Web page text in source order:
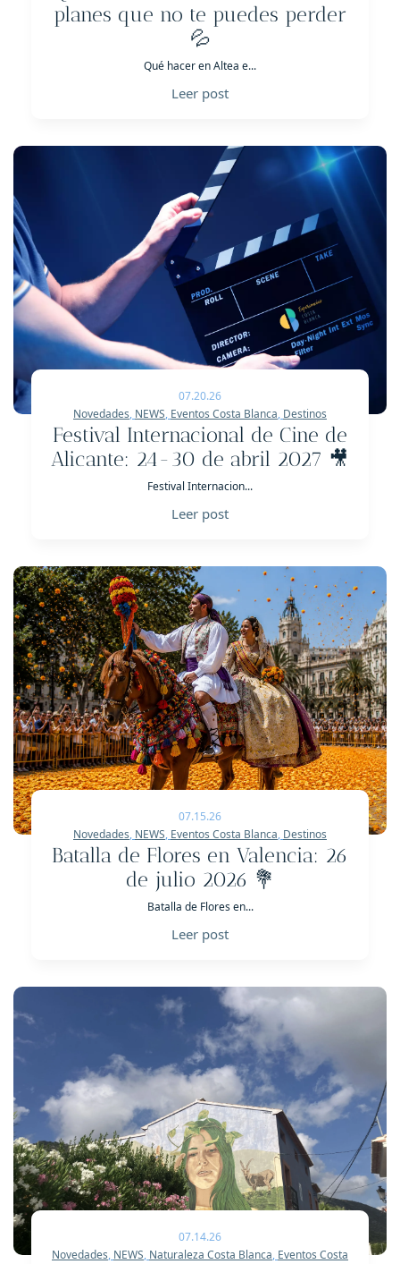
planes que no te puedes perder
💦
Qué hacer en Altea e...
Leer post
07.20.26
Novedades, NEWS, Eventos Costa Blanca, Destinos
Festival Internacional de Cine de
Alicante: 24-30 de abril 2027 🎥
Festival Internacion...
Leer post
07.15.26
Novedades, NEWS, Eventos Costa Blanca, Destinos
Batalla de Flores en Valencia: 26
de julio 2026 💐
Batalla de Flores en...
Leer post
07.14.26
Novedades, NEWS, Naturaleza Costa Blanca, Eventos Costa